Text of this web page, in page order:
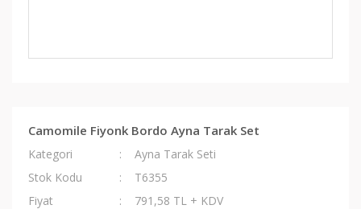
Camomile Fiyonk Bordo Ayna Tarak Set
Kategori
Ayna Tarak Seti
Stok Kodu
T6355
Fiyat
791,58 TL + KDV